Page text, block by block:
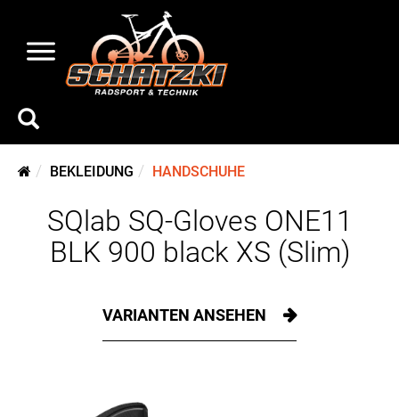
BEKLEIDUNG HANDSCHUHE
SQlab SQ-Gloves ONE11
BLK 900 black XS (Slim)
VARIANTEN ANSEHEN